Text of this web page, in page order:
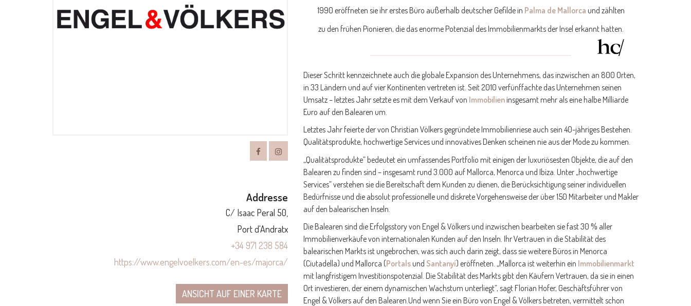
Addresse
C/ Isaac Peral 50,
Port d'Andratx
+34 971 238 584
https://www.engelvoelkers.com/en-es/majorca/
ANSICHT AUF EINER KARTE
1990 eröffneten sie ihr erstes Büro außerhalb deutscher Gefilde in Palma de Mallorca und zählten
zu den frühen Pionieren, die das enorme Potenzial des Immobilienmarkts der Insel erkannt hatten.
Dieser Schritt kennzeichnete auch die globale Expansion des Unternehmens, das inzwischen an 800 Orten,
in 33 Ländern und auf vier Kontinenten vertreten ist. Seit 2010 verfünffachte das Unternehmen seinen
Umsatz – letztes Jahr setzte es mit dem Verkauf von Immobilieninsgesamt mehr als eine halbe Milliarde
Euro auf den Balearen um.
Letztes Jahr feierte der von Christian Völkers gegründete Immobilienriese auch sein 40-jähriges Bestehen.
Qualitätsprodukte, hochwertige Services und innovatives Denken scheinen nie aus der Mode zu kommen.
„Qualitätsprodukte” bedeutet ein umfassendes Portfolio mit einigen der luxuriösesten Objekte, die auf den
Balearen zu finden sind – insgesamt rund 3.000 auf Mallorca, Menorca und Ibiza. Unter „hochwertige
Services” verstehen sie die Bereitschaft dem Kunden zu dienen, die Berücksichtigung seiner individuellen
Bedürfnisse und die absolut professionelle und diskrete Vorgehensweise der über 150 Mitarbeiter und Makler
auf den balearischen Inseln.
Die Balearen sind die Erfolgsstory von Engel & Völkers und inzwischen bearbeiten sie fast 30 % aller
Immobilienverkäufe von internationalen Kunden auf den Inseln. Ihr Vertrauen in die Stabilität des
balearischen Markts ist ungebrochen, was sich auch darin zeigt, dass sie weitere Büros in Menorca
(Ciutadella) und Mallorca (Portalsund Santanyí) eröffneten. „Mallorca ist weiterhin ein Immobilienmarkt
mit langfristigem Investitionspotenzial. Die Stabilität des Markts gibt den Käufern Vertrauen, da sie in einen
Ort investieren, der einem dynamischen Wachstum unterliegt”, sagt Florian Hofer, Geschäftsführer von
Engel & Völkers auf den Balearen.Und wenn Sie ein Büro von Engel & Völkers betreten, vermittelt schon